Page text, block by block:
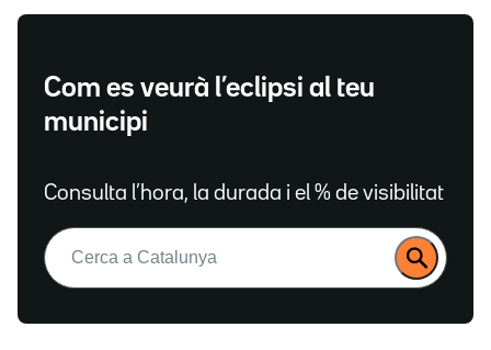
Com es veurà l’eclipsi al teu
municipi
Consulta l’hora, la durada i el % de visibilitat
Buscar: